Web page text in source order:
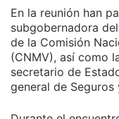
En la reunión han
subgobernadora
de la Comisión
(CNMV), así como
secretario de
general de Seguros